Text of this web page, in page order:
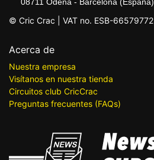
© Cric Crac | VAT no. ESB-66579772
Acerca de
Nuestra empresa
Visítanos en nuestra tienda
Circuitos club CricCrac
Preguntas frecuentes (FAQs)